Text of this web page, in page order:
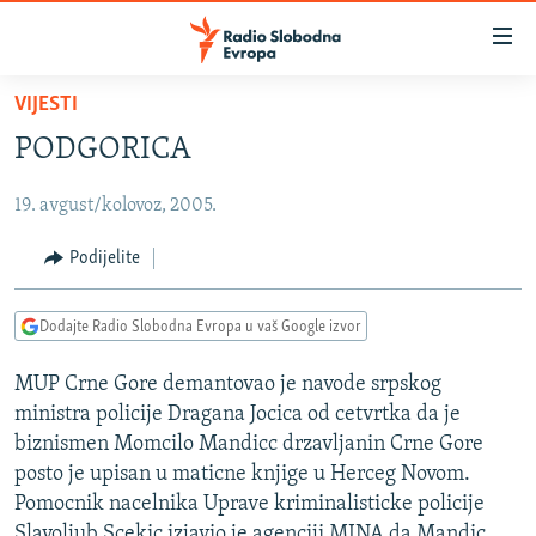
Pređite
glavni
Pređite
Pređite
pretragu
SRBIJA
KOSOVO
VIZUELNO
VIDEO
FOTOGALERIJE
INFOGRAFIKE
PODCASTI
RAT U UKRAJINI
KINA NA BALKANU
RSE PRIČE IZ SVIJETA
VIJESTI
PODGORICA
19. avgust/kolovoz, 2005.
Podijelite
Dodajte Radio Slobodna Evropa u vaš Google izvor
MUP Crne Gore demantovao je navode srpskog
ministra policije Dragana Jocica od cetvrtka da je
biznismen Momcilo Mandicc drzavljanin Crne Gore
posto je upisan u maticne knjige u Herceg Novom.
Pomocnik nacelnika Uprave kriminalisticke policije